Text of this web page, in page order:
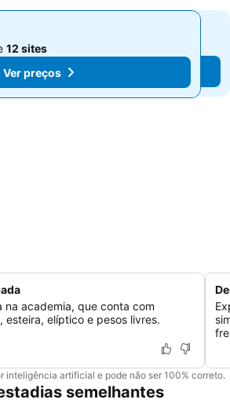
12 sites
Ver preços
12 sites
Ver preços
na academia, que conta com
esteira, elíptico e pesos livres.
inteligência artificial e pode não ser 100% correto.
semelhantes